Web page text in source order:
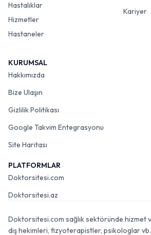
Hastalıklar
Hizmetler
Hastaneler
Kariyer
KURUMSAL
Hakkımızda
Bize Ulaşın
Gizlilik Politikası
Google Takvim Entegrasyonu
Site Haritası
PLATFORMLAR
Doktorsitesi.com
Doktorsitesi.az
Doktorsitesi.com sağlık sektöründe hizmet
diş hekimleri, fizyoterapistler, psikologlar vb.